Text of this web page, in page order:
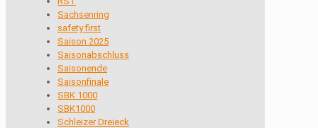
Sachsenring
safety first
Saison 2025
Saisonabschluss
Saisonende
Saisonfinale
SBK 1000
SBK1000
Schleizer Dreieck